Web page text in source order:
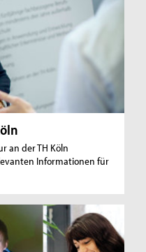
an der TH Köln
Informationen für